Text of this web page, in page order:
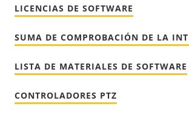
LICENCIAS DE SOFTWARE
SUMA DE COMPROBACIÓN DE LA
LISTA DE MATERIALES DE SOFTWARE
CONTROLADORES PTZ